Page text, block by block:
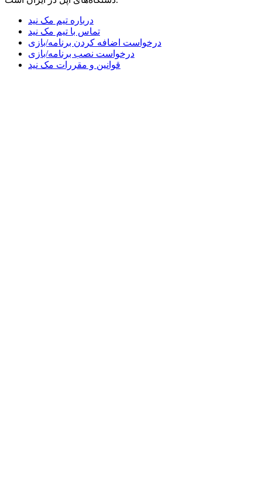
درباره تیم مک نید
تماس با تیم مک نید
درخواست اضافه کردن برنامه/بازی
درخواست نصب برنامه/بازی
قوانین و مقررات مک نید